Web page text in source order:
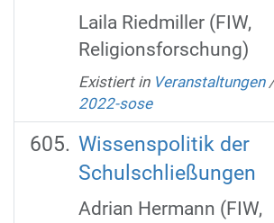
Laila Riedmiller (FIW,
Religionsforschung)‌‌‌‌‌‌‌‌‌‌‌‌‌‌‌‌‌‌‌‌‌‌‌‌‌‌‌‌‌‌‌‌‌‌‌‌‌‌‌‌‌‌‌‌‌‌‌‌‌‌‌‌‌‌‌‌‌‌
Existiert in Veranstaltungen
2022-sose
Wissenspolitik der
Schulschließungen
Adrian Hermann (FIW,